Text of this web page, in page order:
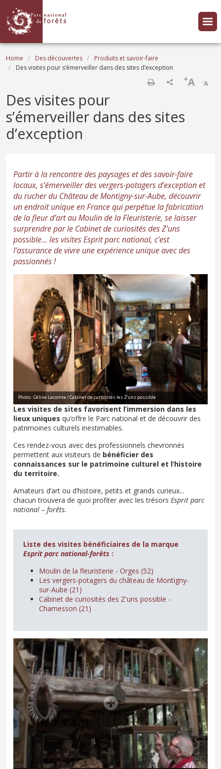
Breadcrumb
Home Des découvertes
Produits et savoir-faire
Des visites pour s’émerveiller dans des sites d’exception
-A
+A
Des visites pour
s’émerveiller dans des sites
d’exception
Partir à la rencontre des paysages et des savoir-faire
locaux, s’émerveiller des vergers-potagers d’exception et
du rucher du Château de Montigny-sur-Aube, découvrir
un endroit unique en France qui perpétue la fabrication
de la fleur d’art au Moulin de la Fleuristerie, se laisser
surprendre par le Cabinet de curiosités des Z’uns
possible... les visites Esprit parc national, c’est
l’assurance de vivre une expérience unique avec des
passionnés !
Photo : Céline Lecomte / Cabinet de curiosités les Z'uns possible
Les visites de sites favorisent l’immersion dans les
lieux uniques qu’offre le Parc national et de découvrir des
patrimoines culturels inestimables.
Ces rendez-vous avec des professionnels chevronnés
permettent aux visiteurs de bénéficier des
connaissances sur le patrimoine culturel et l’histoire
du territoire.
Amateurs d’art ou d’histoire, petits et grands curieux...
chacun trouvera de quoi profiter avec les trésors Esprit parc
national – forêts.
Liste des visites bénéficiaires de la marque
Esprit parc national-forêts :
Moulin de la fleuristerie - Orges (52)
Les vergers-potagers du château de Montigny-
sur-Aube (21)
Cabinet de curiosités des Z'uns possible -
Chamesson (21)